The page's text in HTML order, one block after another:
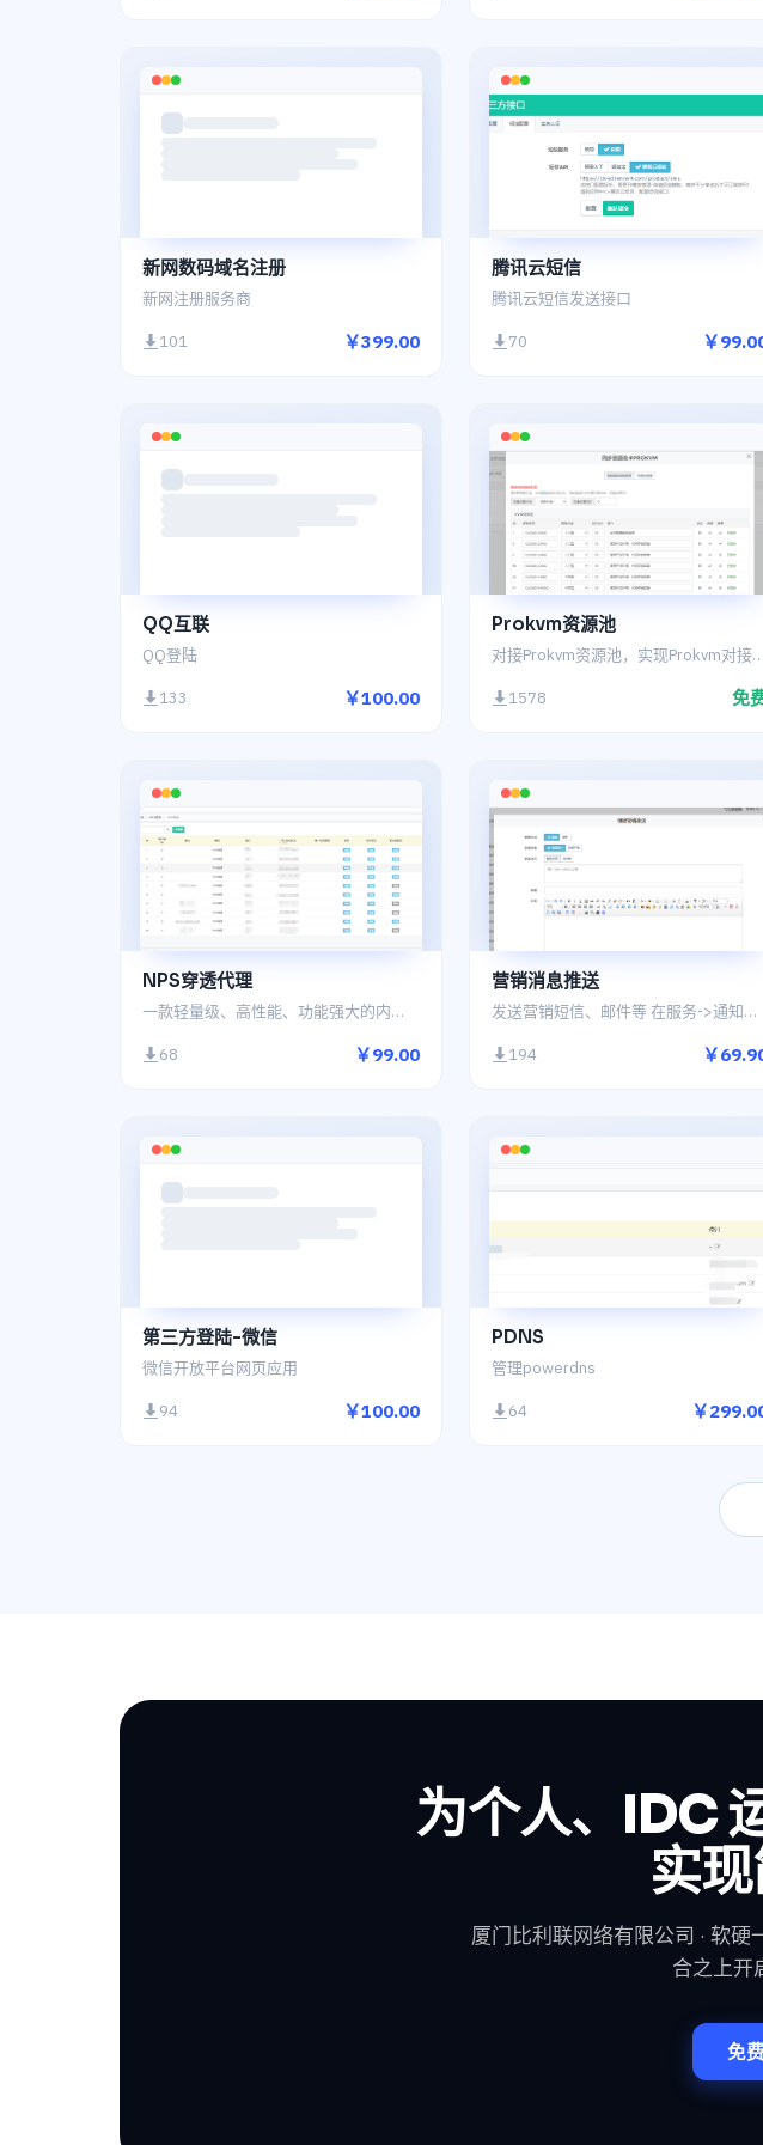
新网数码域名注册
新网注册服务商
101 ￥399.00
腾讯云短信
腾讯云短信发送接口
70 ￥
QQ互联
QQ登陆
133 ￥100.00
Prokvm资源池
对接Prokvm资源池，实现Prokvm对接Prokvm。激发空闲资源变现为宝。
1578 免
NPS穿透代理
一款轻量级、高性能、功能强大的内网穿透代理服务器
68 ￥99.00
营销消息推送
发送营销短信、邮件等 在服务->通知管理内查看
194 ￥
第三方登陆-微信
微信开放平台网页应用
94 ￥100.00
PDNS
管理powerdns
64 ￥
为个人、IDC
实
厦门比利联网络有限公司 · 软
合之上开
免